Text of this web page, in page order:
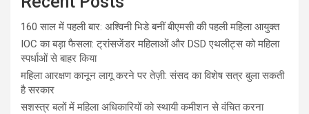
160 साल में पहली बार: अश्विनी भिडे बनीं बीएमसी की पहली महिला आयुक्त
IOC का बड़ा फैसला: ट्रांसजेंडर महिलाओं और DSD एथलीट्स को महिला
स्पर्धाओं से बाहर किया
महिला आरक्षण कानून लागू करने पर तेज़ी: संसद का विशेष सत्र बुला सकती
है सरकार
सशस्त्र बलों में महिला अधिकारियों को स्थायी कमीशन से वंचित करना